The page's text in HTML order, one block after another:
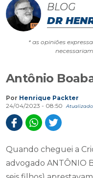
BLOG
DR
* as opiniões
Antônio
Por Henrique Packter
24/04/2023 - 08:50
Atualizado
Quando cheguei a
advogado ANTÔNIO